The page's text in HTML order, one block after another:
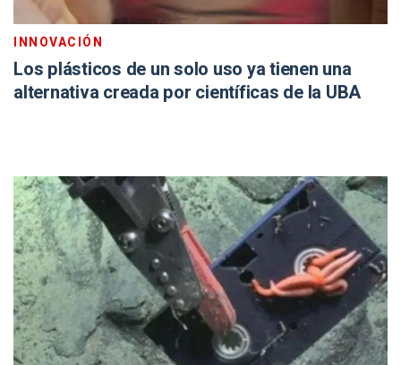
INNOVACIÓN
Los plásticos de un solo uso ya tienen una
alternativa creada por científicas de la UBA